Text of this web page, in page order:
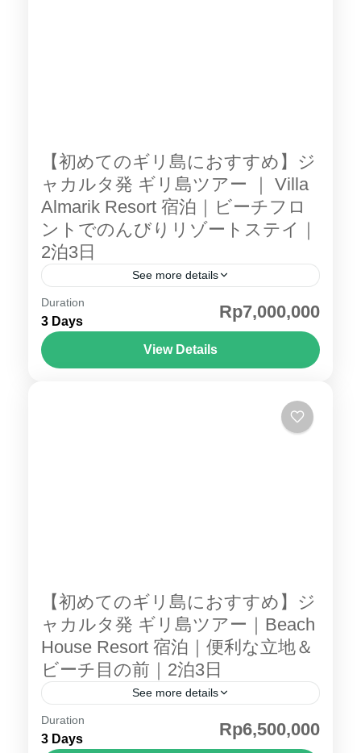
【初めてのギリ島におすすめ】ジ
ャカルタ発 ギリ島ツアー ｜ Villa
Almarik Resort 宿泊｜ビーチフロ
ントでのんびりリゾートステイ｜
2泊3日
See more details
ギリ島 ツアー Villa Almarik Resort 宿泊 イン
ドネシアの人気リゾート ギリ トラワンガン島
で、ビーチフロントの快適リゾートステイを
満喫できる Villa Almarik Resort 宿泊プランを
海、のんびり過ごせるロケーションで、初め
Duration
3 Days Rp7,000,000
View Details
【初めてのギリ島におすすめ】ジ
ャカルタ発 ギリ島ツアー｜Beach
House Resort 宿泊｜便利な立地＆
ビーチ目の前｜2泊3日
See more details
ギリ島 ツアー Beach House Resort 宿泊 ■
Beach House Resort ホテル紹介 Beach
Duration
3 Days Rp6,500,000